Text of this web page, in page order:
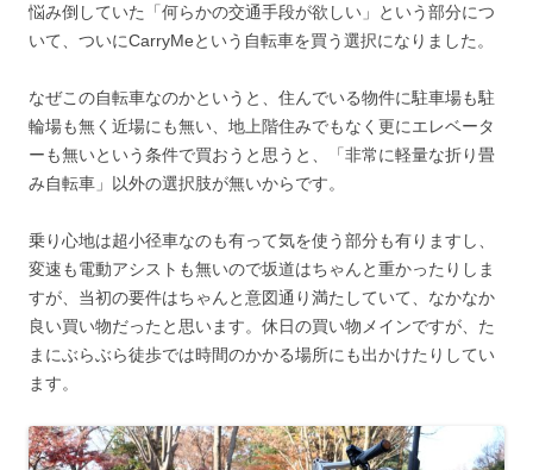
悩み倒していた「何らかの交通手段が欲しい」という部分につ
いて、ついにCarryMeという自転車を買う選択になりました。
なぜこの自転車なのかというと、住んでいる物件に駐車場も駐
輪場も無く近場にも無い、地上階住みでもなく更にエレベータ
ーも無いという条件で買おうと思うと、「非常に軽量な折り畳
み自転車」以外の選択肢が無いからです。
乗り心地は超小径車なのも有って気を使う部分も有りますし、
変速も電動アシストも無いので坂道はちゃんと重かったりしま
すが、当初の要件はちゃんと意図通り満たしていて、なかなか
良い買い物だったと思います。休日の買い物メインですが、た
まにぶらぶら徒歩では時間のかかる場所にも出かけたりしてい
ます。